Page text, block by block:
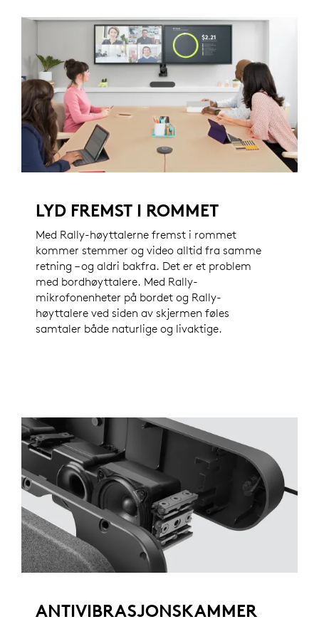
LYD FREMST I ROMMET
Med Rally-høyttalerne fremst i rommet
kommer stemmer og video alltid fra samme
retning – og aldri bakfra. Det er et problem
med bordhøyttalere. Med Rally-
mikrofonenheter på bordet og Rally-
høyttalere ved siden av skjermen føles
samtaler både naturlige og livaktige.
ANTIVIBRASJONSKAMMER